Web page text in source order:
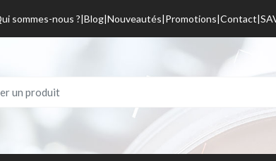
sommes-nous ? Blog Nouveautés Promotions Contact